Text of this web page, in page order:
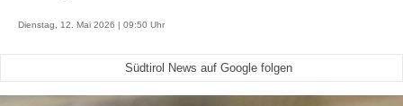
Dienstag, 12. Mai 2026 | 09:50 Uhr
Südtirol News auf Google folgen